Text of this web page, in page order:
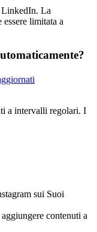
LinkedIn. La
limitata a
a intervalli regolari. I
sui Suoi
contenuti a